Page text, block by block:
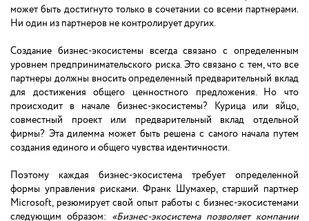
может быть достигнуто только в сочетании со всеми партнерами.
Ни один из партнеров не контролирует других.
Создание бизнес-экосистемы всегда связано с определенным
уровнем предпринимательского риска. Это связано с тем, что все
партнеры должны вносить определенный предварительный вклад
для достижения общего ценностного предложения. Но что
происходит в начале бизнес-экосистемы? Курица или яйцо,
совместный проект или предварительный вклад отдельной
фирмы? Эта дилемма может быть решена с самого начала путем
создания единого и общего чувства идентичности.
Поэтому каждая бизнес-экосистема требует определенной
формы управления рисками. Франк Шумахер, старший партнер
Microsoft, резюмирует свой опыт работы с бизнес-экосистемами
следующим образом: «Бизнес-экосистема позволяет компании